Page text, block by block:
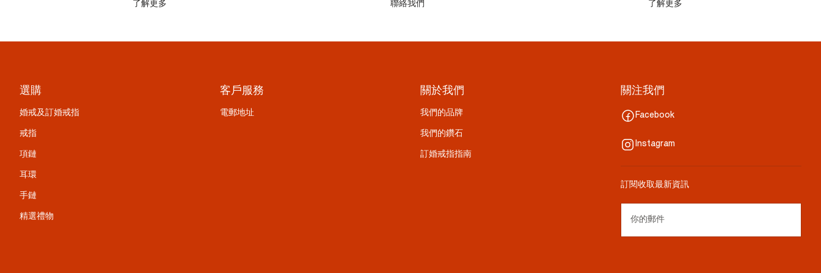
了解更多 聯絡我們 了解更多
選購
婚戒及訂婚戒指
戒指
項鏈
耳環
手鏈
精選禮物
客戶服務
電郵地址
關於我們
我們的品牌
我們的鑽石
訂婚戒指指南
關注我們
Facebook
Instagram
訂閱收取最新資訊
你的郵件